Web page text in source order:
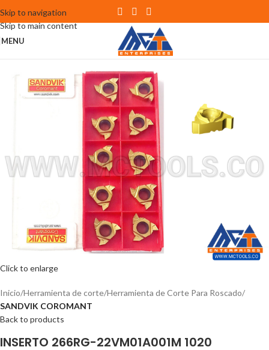
Skip to navigation
Skip to main content
MENU
Click to enlarge
Inicio Herramienta de corte Herramienta de Corte Para Roscado
SANDVIK COROMANT
Back to products
INSERTO 266RG-22VM01A001M 1020